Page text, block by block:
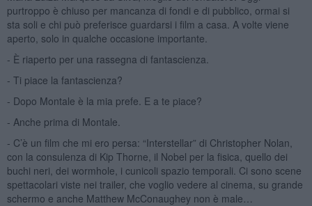
purtroppo è chiuso per mancanza di fondi e di pubblico, ormai si
sta soli e chi può preferisce guardarsi i film a casa. A volte viene
aperto, solo in qualche occasione importante.
- È riaperto per una rassegna di fantascienza.
- Ti piace la fantascienza?
- Dopo Montale è la mia prefe. E a te piace?
- Anche prima di Montale.
- C’è un film che mi ero persa: “Interstellar” di Christopher Nolan,
con la consulenza di Kip Thorne, il Nobel per la fisica, quello dei
buchi neri, dei wormhole, i cunicoli spazio temporali. Ci sono scene
spettacolari viste nei trailer, che voglio vedere al cinema, su grande
schermo e anche Matthew McConaughey non è male…